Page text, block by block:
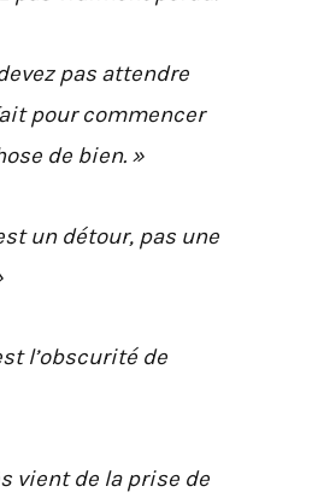
pas attendre
pour commencer
de bien. »
un détour, pas une
l’obscurité de
vient de la prise de